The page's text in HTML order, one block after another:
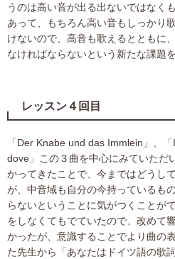
うのは高い音が出る出ないではなく
あって、もちろん高い音もしっかり
けないので、高音も歌えるとともに
なければならないという新たな課題
レッスン４回目
「Der Knabe und das Immlein」、
dove」この３曲を中心にみていただ
かってきたことで、今まではどうし
が、中音域も自分の今持っているも
らないということに気がつくことが
をしなくてもでていたので、改めて
かったが、意識することでより曲の
た先生から「あなたはドイツ語の歌